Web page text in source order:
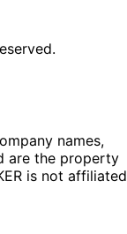
names,
are the property
is not affiliated